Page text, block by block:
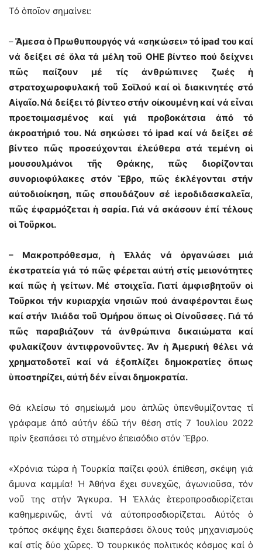
Τό ὁποῖον σημαίνει:
–Ἄμεσα ὁ Πρωθυπουργός νά «σηκώσει» τό ipad του καί
νά δείξει σέ ὅλα τά μέλη τοῦ ΟΗΕ βίντεο πού δείχνει
πῶς παίζουν μέ τίς ἀνθρώπινες ζωές ἡ
στρατοχωροφυλακή τοῦ Σοϊλού καί οἱ διακινητές στό
Αἰγαῖο. Νά δείξει τό βίντεο στήν οἰκουμένη καί νά εἶναι
προετοιμασμένος καί γιά προβοκάτσια ἀπό τό
ἀκροατήριό του. Νά σηκώσει τό ipad καί νά δείξει σέ
βίντεο πῶς προσεύχονται ἐλεύθερα στά τεμένη οἱ
μουσουλμάνοι τῆς Θράκης, πῶς διορίζονται
συνοριοφύλακες στόν Ἕβρο, πῶς ἐκλέγονται στήν
αὐτοδιοίκηση, πῶς σπουδάζουν σέ ἱεροδιδασκαλεῖα,
πῶς ἐφαρμόζεται ἡ σαρία. Γιά νά σκάσουν ἐπί τέλους
οἱ Τοῦρκοι.
– Μακροπρόθεσμα, ἡ Ἑλλάς νά ὀργανώσει μιά
ἐκστρατεία γιά τό πῶς φέρεται αὐτή στίς μειονότητες
καί πῶς ἡ γείτων. Μέ στοιχεῖα. Γιατί ἀμφισβητοῦν οἱ
Τοῦρκοι τήν κυριαρχία νησιῶν πού ἀναφέρονται ἕως
καί στήν Ἰλιάδα τοῦ Ὁμήρου ὅπως οἱ Οἰνοῦσσες. Γιά τό
πῶς παραβιάζουν τά ἀνθρώπινα δικαιώματα καί
φυλακίζουν ἀντιφρονοῦντες. Ἄν ἡ Ἀμερική θέλει νά
χρηματοδοτεῖ καί νά ἐξοπλίζει δημοκρατίες ὅπως
ὑποστηρίζει, αὐτή δέν εἶναι δημοκρατία.
Θά κλείσω τό σημείωμά μου ἁπλῶς ὑπενθυμίζοντας τί
γράφαμε ἀπό αὐτήν ἐδῶ τήν θέση στίς 7 Ἰουλίου 2022
πρίν ξεσπάσει τό στημένο ἐπεισόδιο στόν Ἕβρο.
«Χρόνια τώρα ἡ Τουρκία παίζει φούλ ἐπίθεση, σκέψη γιά
ἄμυνα καμμία! Ἡ Ἀθήνα ἔχει συνεχῶς, ἀγωνιοῦσα, τόν
νοῦ της στήν Ἄγκυρα. Ἡ Ἑλλάς ἑτεροπροσδιορίζεται
καθημερινῶς, ἀντί νά αὐτοπροσδιορίζεται. Αὐτός ὁ
τρόπος σκέψης ἔχει διαπεράσει ὅλους τούς μηχανισμούς
καί στίς δύο χῶρες. Ὁ τουρκικός πολιτικός κόσμος καί ὁ